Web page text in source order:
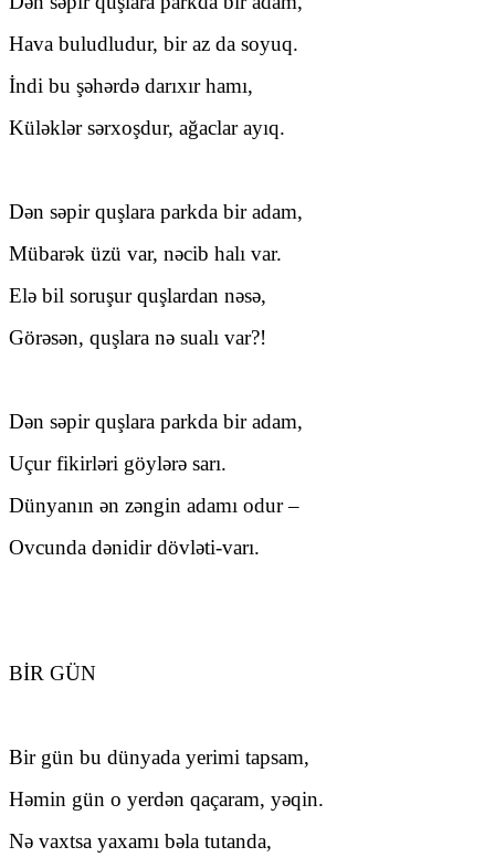
Hava buludludur, bir az da soyuq.
İndi bu şəhərdə darıxır hamı,
Küləklər sərxoşdur, ağaclar ayıq.
Dən səpir quşlara parkda bir adam,
Mübarək üzü var, nəcib halı var.
Elə bil soruşur quşlardan nəsə,
Görəsən, quşlara nə sualı var?!
Dən səpir quşlara parkda bir adam,
Uçur fikirləri göylərə sarı.
Dünyanın ən zəngin adamı odur –
Ovcunda dənidir dövləti-varı.
BİR GÜN
Bir gün bu dünyada yerimi tapsam,
Həmin gün o yerdən qaçaram, yəqin.
Nə vaxtsa yaxamı bəla tutanda,